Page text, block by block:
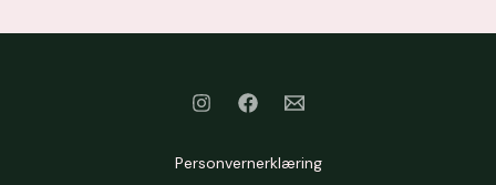
Personvernerklæring